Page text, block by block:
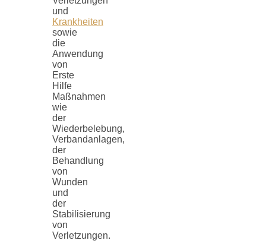
und
Krankheiten
sowie
die
Anwendung
von
Erste
Hilfe
Maßnahmen
wie
der
Wiederbelebung,
Verbandanlagen,
der
Behandlung
von
Wunden
und
der
Stabilisierung
von
Verletzungen.